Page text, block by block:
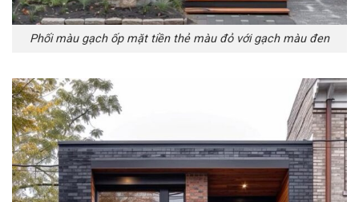
Phối màu gạch ốp mặt tiền thẻ màu đỏ với gạch màu đen